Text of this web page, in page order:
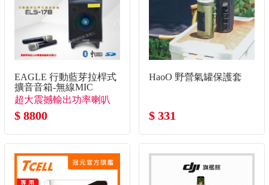
EAGLE 行動藍芽拉桿式
擴音音箱-無線MIC
超大震撼輸出功率喇叭
到哪裡都聽得到
$ 8800
HaoO 野營氣罐保護套
$ 331